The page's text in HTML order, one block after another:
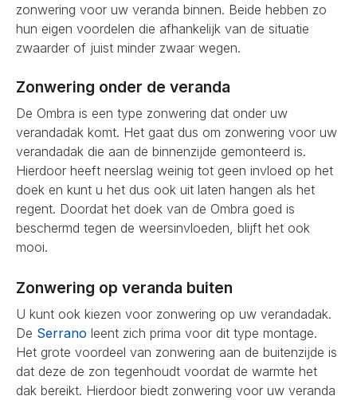
zonwering voor uw veranda binnen. Beide hebben zo
hun eigen voordelen die afhankelijk van de situatie
zwaarder of juist minder zwaar wegen.
Zonwering onder de veranda
De Ombra is een type zonwering dat onder uw
verandadak komt. Het gaat dus om zonwering voor uw
verandadak die aan de binnenzijde gemonteerd is.
Hierdoor heeft neerslag weinig tot geen invloed op het
doek en kunt u het dus ook uit laten hangen als het
regent. Doordat het doek van de Ombra goed is
beschermd tegen de weersinvloeden, blijft het ook
mooi.
Zonwering op veranda buiten
U kunt ook kiezen voor zonwering op uw verandadak.
De Serrano leent zich prima voor dit type montage.
Het grote voordeel van zonwering aan de buitenzijde is
dat deze de zon tegenhoudt voordat de warmte het
dak bereikt. Hierdoor biedt zonwering voor uw veranda